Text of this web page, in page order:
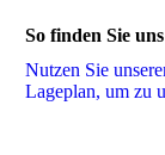
So finden Sie uns
Nutzen Sie
La­ge­plan, um zu